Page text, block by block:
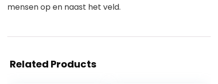
mensen op en naast het veld.
Related Products